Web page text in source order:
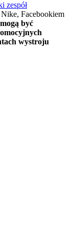
zespół
Facebookiem
być
wystroju